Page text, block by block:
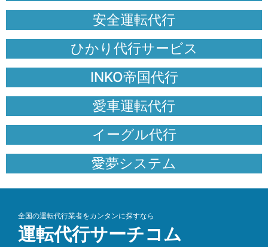
安全運転代行
ひかり代行サービス
INKO帝国代行
愛車運転代行
イーグル代行
愛夢システム
全国の運転代行業者をカンタンに探すなら
運転代行サーチコム